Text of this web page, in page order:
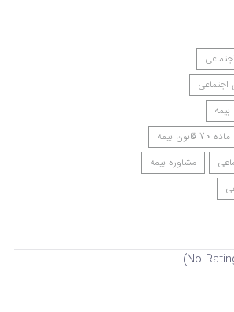
اجتماعی
بیمه
ماده 70 قانون بیمه
مشاوره بیمه